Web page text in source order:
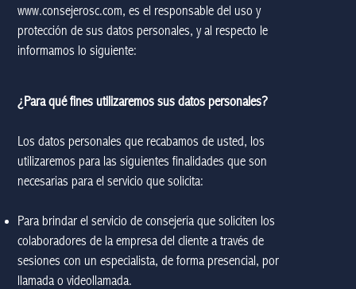
www.consejerosc.com, es el responsable del uso y
protección de sus datos personales, y al respecto le
informamos lo siguiente:
¿Para qué fines utilizaremos sus datos personales?
Los datos personales que recabamos de usted, los
utilizaremos para las siguientes finalidades que son
necesarias para el servicio que solicita:
Para brindar el servicio de consejería que soliciten los
colaboradores de la empresa del cliente a través de
sesiones con un especialista, de forma presencial, por
llamada o videollamada.